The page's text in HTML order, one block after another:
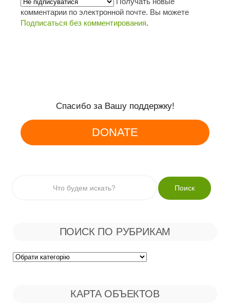
комментарии по электронной почте. Вы можете
Подписаться без комментирования.
Спасибо за Вашу поддержку!
DONATE
ПОИСК ПО РУБРИКАМ
Поиск
КАРТА ОБЪЕКТОВ